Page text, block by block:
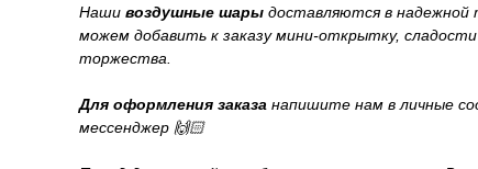
Наши воздушные шары доставляются в надежной
можем добавить к заказу мини-открытку,
торжества.
Для оформления заказа напишите нам в личные
мессенджер 🙌🏻